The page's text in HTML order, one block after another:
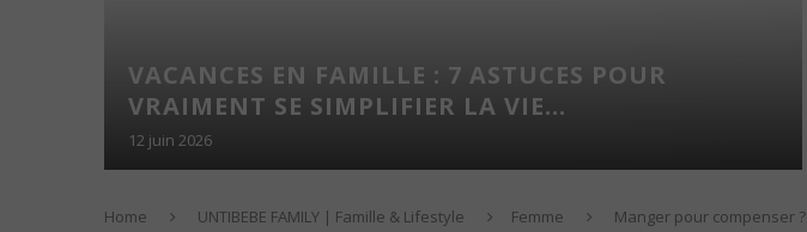
VACANCES EN FAMILLE : 7 ASTUCES POUR
VRAIMENT SE SIMPLIFIER LA VIE...
12 juin 2026
Home UNTIBEBE FAMILY | Famille & Lifestyle Femme Manger pour compenser ?